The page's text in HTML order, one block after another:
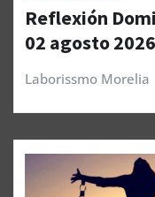
Reflexión
02 agosto 2026
Laborissmo Morelia